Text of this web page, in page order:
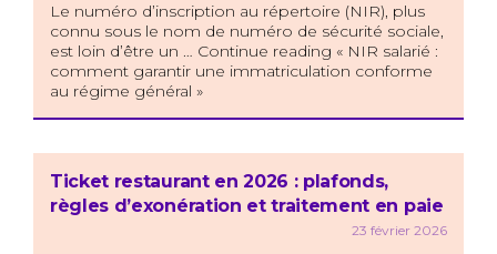
Le numéro d’inscription au répertoire (NIR), plus
connu sous le nom de numéro de sécurité sociale,
est loin d’être un … Continue reading « NIR salarié :
comment garantir une immatriculation conforme
au régime général »
Ticket restaurant en 2026 : plafonds,
règles d’exonération et traitement en paie
23 février 2026